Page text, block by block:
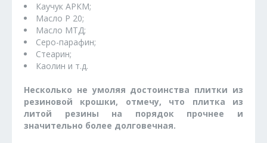
Каучук АРКМ;
Масло Р 20;
Масло МТД;
Серо-парафин;
Стеарин;
Каолин и т.д.
Несколько не умоляя достоинства плитки из
резиновой крошки, отмечу, что плитка из
литой резины на порядок прочнее и
значительно более долговечная.